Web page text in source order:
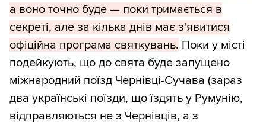
а воно точно буде — поки тримається в
секреті, але за кілька днів має з'явитися
офіційна програма святкувань. Поки у місті
подейкують, що до свята буде запущено
міжнародний поїзд Чернівці-Сучава (зараз
два українські поїзди, що їздять у Румунію,
відправляються не з Чернівців, а з